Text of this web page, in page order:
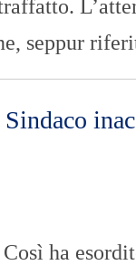
seppur
Sindaco
ha